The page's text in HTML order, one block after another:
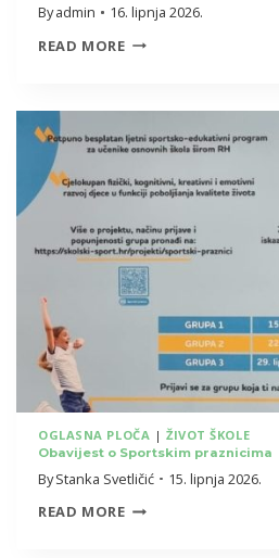
Byadmin
16. lipnja 2026.
READ MORESVEČANOST
USPJEŠNOSTI
2025./2026.
OGLASNA PLOČA | ŽIVOT ŠKOLE
Obavijest o Sportskim praznicima
ByStanka Svetličić
15. lipnja 2026.
READ MOREOBAVIJEST